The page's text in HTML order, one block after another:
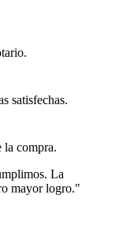
satisfechas.
la compra.
La
mayor logro."